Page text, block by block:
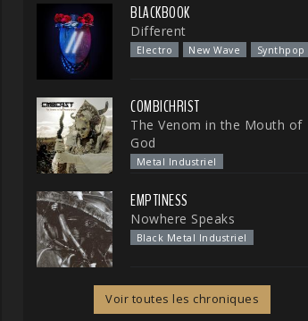
BLACKBOOK
Different
Electro New Wave Synthpop
COMBICHRIST
The Venom in the Mouth of
God
Metal Industriel
EMPTINESS
Nowhere Speaks
Black Metal Industriel
Voir toutes les chroniques